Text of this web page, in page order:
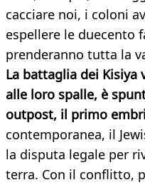
cacciare noi, i coloni
espellere le duecento
prenderanno tutta la
La battaglia dei Kisiya
alle loro spalle, è
outpost, il primo
contemporanea, il
la disputa legale per
terra. Con il conflitto,